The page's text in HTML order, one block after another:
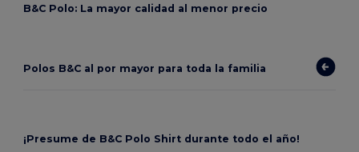
B&C Polo: La mayor calidad al menor precio
Polos B&C al por mayor para toda la familia
¡Presume de B&C Polo Shirt durante todo el año!